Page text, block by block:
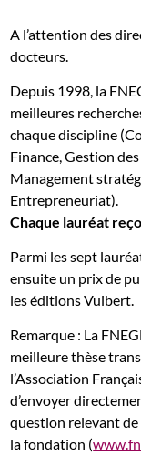
A l’attention des
docteurs.
Depuis 1998, la
meilleures
chaque discipline
Finance, Gestion
Management
Entrepreneuriat).
Chaque lauréat
Parmi les sept
ensuite un prix de
les éditions Vuibert.
Remarque : La
meilleure thèse
l’Association
d’envoyer
question relevant de
la fondation (